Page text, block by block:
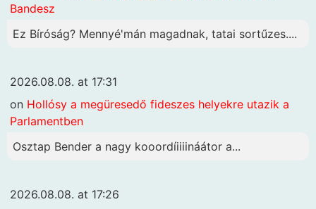
Bandesz
Ez Bíróság? Mennyé'mán magadnak, tatai sortűzes....
2026.08.08. at 17:31
on Hollósy a megüresedő fideszes helyekre utazik a
Parlamentben
Osztap Bender a nagy kooordíiiiináátor a...
2026.08.08. at 17:26